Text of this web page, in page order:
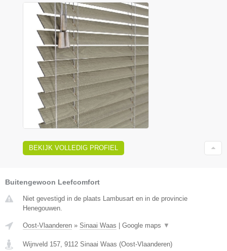
BEKIJK VOLLEDIG PROFIEL
Buitengewoon Leefcomfort
Niet gevestigd in de plaats Lambusart en in de provincie
Henegouwen.
Oost-Vlaanderen » Sinaai Waas Google maps ▼
Wijnveld 157, 9112 Sinaai Waas (Oost-Vlaanderen)